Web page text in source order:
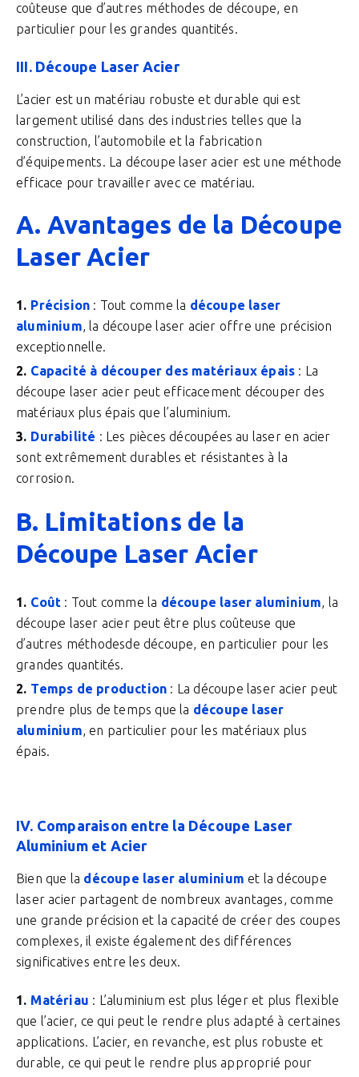
coûteuse que d’autres méthodes de découpe, en
particulier pour les grandes quantités.
III. Découpe Laser Acier
L’acier est un matériau robuste et durable qui est
largement utilisé dans des industries telles que la
construction, l’automobile et la fabrication
d’équipements. La découpe laser acier est une méthode
efficace pour travailler avec ce matériau.
A. Avantages de la Découpe
Laser Acier
Précision : Tout comme la découpe laser
aluminium, la découpe laser acier offre une précision
exceptionnelle.
Capacité à découper des matériaux épais : La
découpe laser acier peut efficacement découper des
matériaux plus épais que l’aluminium.
Durabilité : Les pièces découpées au laser en acier
sont extrêmement durables et résistantes à la
corrosion.
B. Limitations de la
Découpe Laser Acier
Coût : Tout comme la découpe laser aluminium, la
découpe laser acier peut être plus coûteuse que
d’autres méthodesde découpe, en particulier pour les
grandes quantités.
Temps de production : La découpe laser acier peut
prendre plus de temps que la découpe laser
aluminium, en particulier pour les matériaux plus
épais.
IV. Comparaison entre la Découpe Laser
Aluminium et Acier
Bien que la découpe laser aluminium et la découpe
laser acier partagent de nombreux avantages, comme
une grande précision et la capacité de créer des coupes
complexes, il existe également des différences
significatives entre les deux.
Matériau : L’aluminium est plus léger et plus flexible
que l’acier, ce qui peut le rendre plus adapté à certaines
applications. L’acier, en revanche, est plus robuste et
durable, ce qui peut le rendre plus approprié pour